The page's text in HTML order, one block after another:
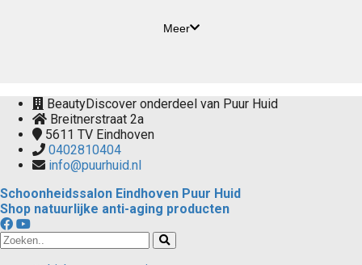
Meer
BeautyDiscover onderdeel van Puur Huid
Breitnerstraat 2a
5611 TV Eindhoven
0402810404
info@puurhuid.nl
Schoonheidssalon Eindhoven Puur Huid
Shop natuurlijke anti-aging producten